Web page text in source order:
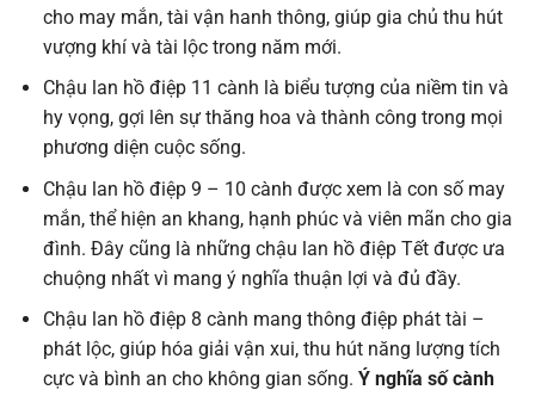
cho may mắn, tài vận hanh thông, giúp gia chủ thu hút
vượng khí và tài lộc trong năm mới.
Chậu lan hồ điệp 11 cành là biểu tượng của niềm tin và
hy vọng, gợi lên sự thăng hoa và thành công trong mọi
phương diện cuộc sống.
Chậu lan hồ điệp 9 – 10 cành được xem là con số may
mắn, thể hiện an khang, hạnh phúc và viên mãn cho gia
đình. Đây cũng là những chậu lan hồ điệp Tết được ưa
chuộng nhất vì mang ý nghĩa thuận lợi và đủ đầy.
Chậu lan hồ điệp 8 cành mang thông điệp phát tài –
phát lộc, giúp hóa giải vận xui, thu hút năng lượng tích
cực và bình an cho không gian sống. Ý nghĩa số cành